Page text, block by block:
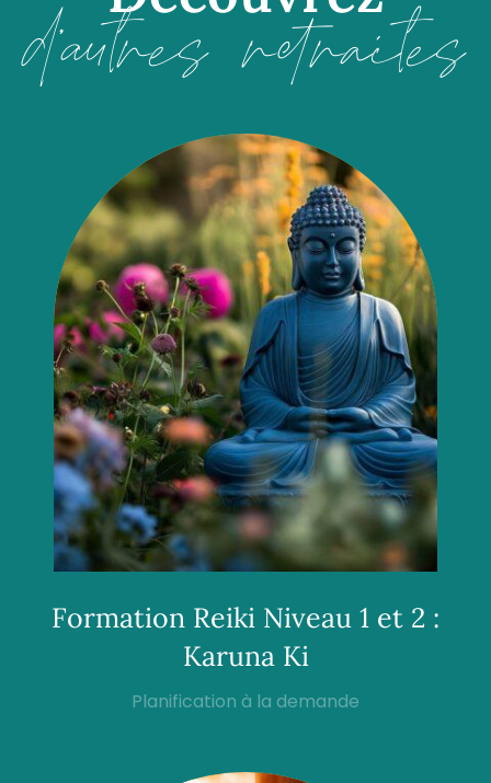
d'autres retraites
Formation Reiki Niveau 1 et 2 :
Karuna Ki
Planification à la demande